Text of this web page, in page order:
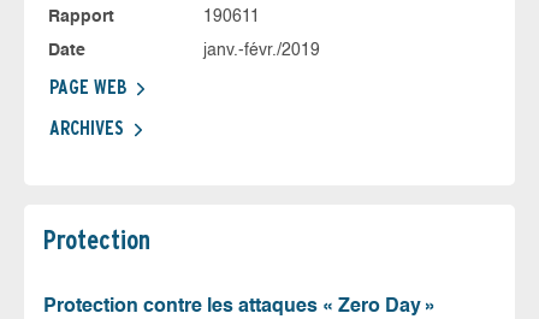
Rapport
190611
Date
janv.-févr./2019
PAGE WEB
ARCHIVES
Protection
Protection contre les attaques « Zero Day »